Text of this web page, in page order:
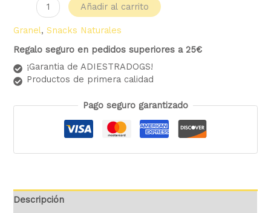
Añadir al carrito
Granel,Snacks Naturales
Regalo seguro en pedidos superiores a 25€
¡Garantia de ADIESTRADOGS!
Productos de primera calidad
Pago seguro garantizado
Descripción